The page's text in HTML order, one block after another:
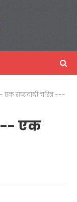
राष्ट्रवादी चरित्र ---
एक